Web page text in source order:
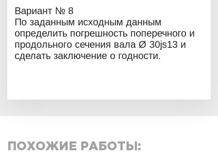
ПОХОЖИЕ РАБОТЫ:
Вариант № 8
По заданным исходным данным
определить погрешность поперечного и
продольного сечения вала Ø 30js13 и
сделать заключение о годности.